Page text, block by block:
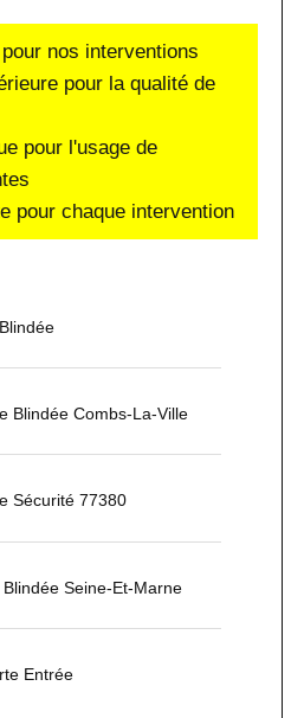
nos interventions
pour la qualité de
pour l'usage de
pour chaque intervention
Blindée Combs-La-Ville
Sécurité 77380
Seine-Et-Marne
Entrée